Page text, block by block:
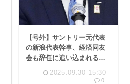
【号外】サントリー元代表
の新浪代表幹事、経済同友
会も辞任に追い込まれる…
人は代わりいないぞ涙
2025.09.30 15:30
0